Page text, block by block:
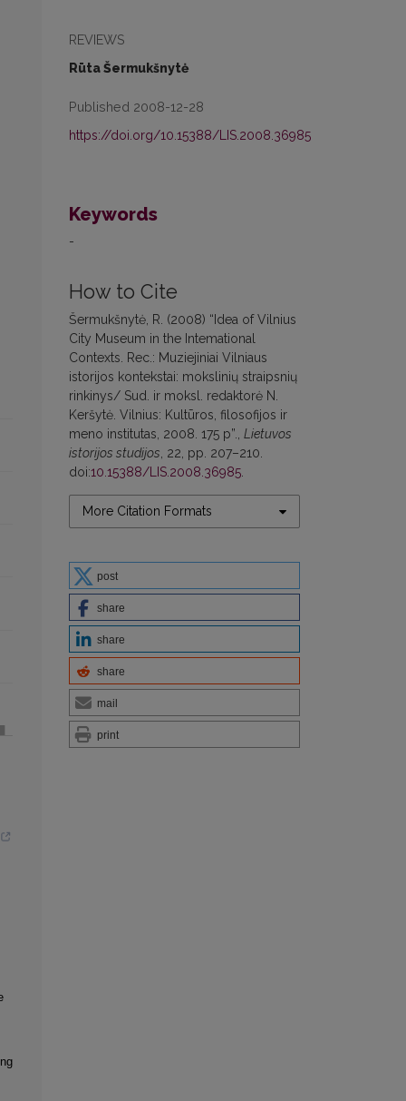
REVIEWS
Rūta Šermukšnytė
Published 2008-12-28
https://doi.org/10.15388/LIS.2008.36985
Keywords
-
How to Cite
Šermukšnytė, R. (2008) “Idea of Vilnius
City Museum in the Intemational
Contexts. Rec.: Muziejiniai Vilniaus
istorijos kontekstai: mokslinių straipsnių
rinkinys/ Sud. ir moksl. redaktorė N.
Keršytė. Vilnius: Kultūros, filosofijos ir
meno institutas, 2008. 175 p”., Lietuvos
istorijos studijos, 22, pp. 207–210.
doi:10.15388/LIS.2008.36985.
More Citation Formats
post
share
share
share
mail
print